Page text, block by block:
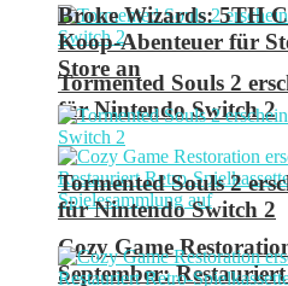
Tormented Souls 2
für Nintendo Switch 2
Cozy Game
September:
Broke Wizards: 5TH
Koop-Abenteuer für
Store an
Tormented Souls 2
für Nintendo Switch 2